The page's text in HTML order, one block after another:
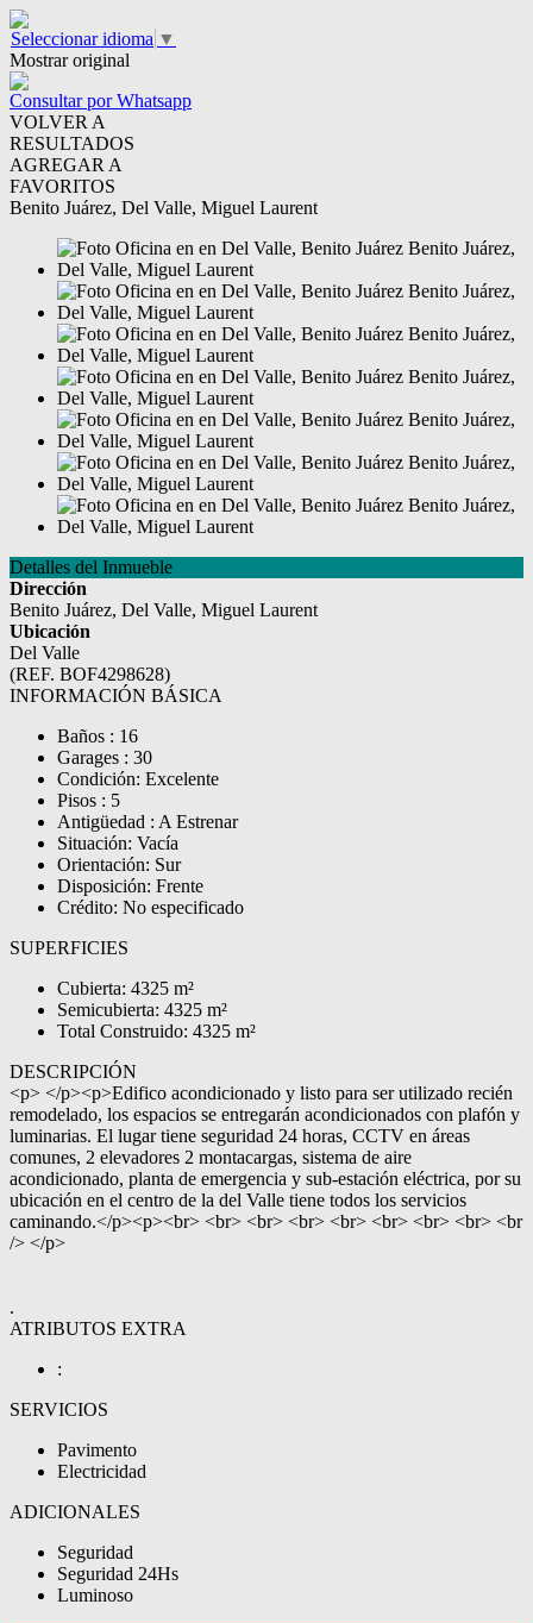
Seleccionar idioma ▼
Mostrar original
Consultar por Whatsapp
VOLVER A
RESULTADOS
AGREGAR A
FAVORITOS
Benito Juárez, Del Valle, Miguel Laurent
Detalles del Inmueble
Dirección
Benito Juárez, Del Valle, Miguel Laurent
Ubicación
Del Valle
(REF. BOF4298628)
INFORMACIÓN BÁSICA
Baños : 16
Garages : 30
Condición: Excelente
Pisos : 5
Antigüedad : A Estrenar
Situación: Vacía
Orientación: Sur
Disposición: Frente
Crédito: No especificado
SUPERFICIES
Cubierta: 4325 m²
Semicubierta: 4325 m²
Total Construido: 4325 m²
DESCRIPCIÓN
<p> </p><p>Edifico acondicionado y listo para ser utilizado recién
remodelado, los espacios se entregarán acondicionados con plafón y
luminarias. El lugar tiene seguridad 24 horas, CCTV en áreas
comunes, 2 elevadores 2 montacargas, sistema de aire
acondicionado, planta de emergencia y sub-estación eléctrica, por su
ubicación en el centro de la del Valle tiene todos los servicios
caminando.</p><p><br> <br> <br> <br> <br> <br> <br> <br> <br
/> </p>
.
ATRIBUTOS EXTRA
:
SERVICIOS
Pavimento
Electricidad
ADICIONALES
Seguridad
Seguridad 24Hs
Luminoso